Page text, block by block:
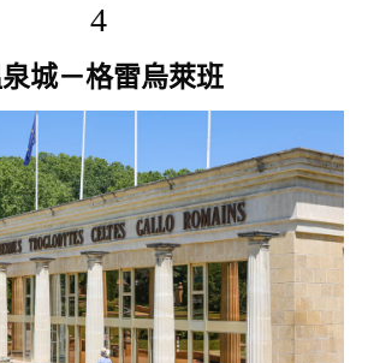
4
溫泉城－格雷烏萊班